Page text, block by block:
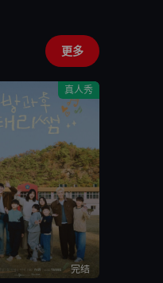
更多
真人秀
完结